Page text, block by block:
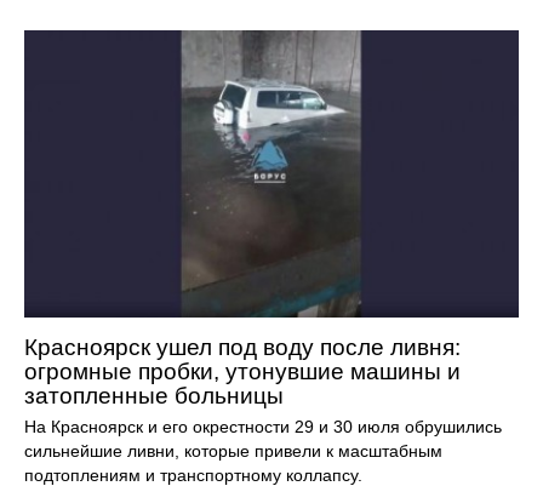
Красноярск ушел под воду после ливня:
огромные пробки, утонувшие машины и
затопленные больницы
На Красноярск и его окрестности 29 и 30 июля обрушились
сильнейшие ливни, которые привели к масштабным
подтоплениям и транспортному коллапсу.